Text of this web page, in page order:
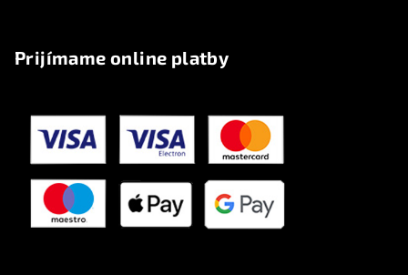
Prijímame online platby